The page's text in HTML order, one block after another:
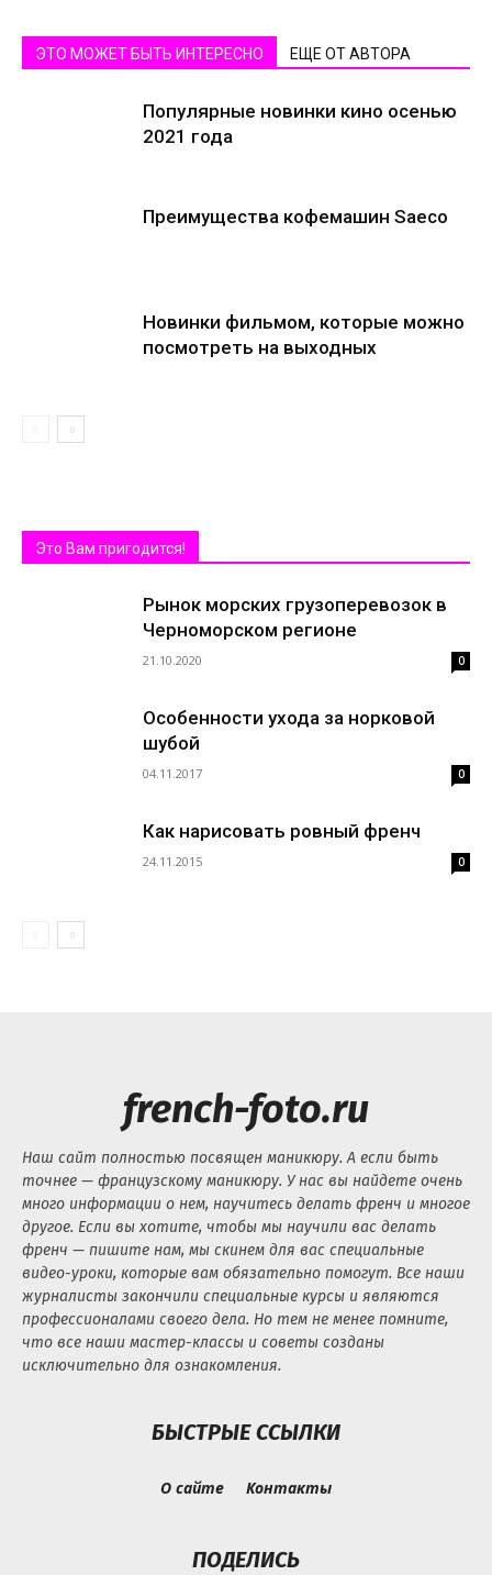
ЭТО МОЖЕТ БЫТЬ ИНТЕРЕСНО ЕЩЕ ОТ АВТОРА
Популярные новинки кино осенью
2021 года
Преимущества кофемашин Saeco
Новинки фильмом, которые можно
посмотреть на выходных
Это Вам пригодится!
Рынок морских грузоперевозок в
Черноморском регионе
21.10.2020 0
Особенности ухода за норковой
шубой
04.11.2017 0
Как нарисовать ровный френч
24.11.2015 0
french-foto.ru
Наш сайт полностью посвящен маникюру. А если быть
точнее — французскому маникюру. У нас вы найдете очень
много информации о нем, научитесь делать френч и многое
другое. Если вы хотите, чтобы мы научили вас делать
френч — пишите нам, мы скинем для вас специальные
видео-уроки, которые вам обязательно помогут. Все наши
журналисты закончили специальные курсы и являются
профессионалами своего дела. Но тем не менее помните,
что все наши мастер-классы и советы созданы
исключительно для ознакомления.
БЫСТРЫЕ ССЫЛКИ
О сайте Контакты
ПОДЕЛИСЬ